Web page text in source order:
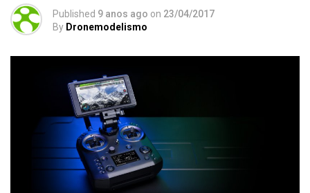
Published 9 anos ago on 23/04/2017
By Dronemodelismo